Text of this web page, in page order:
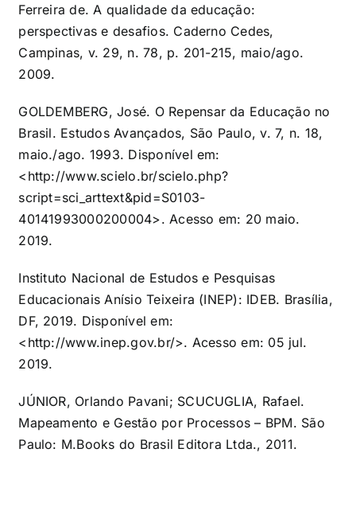
Ferreira de. A qualidade da educação:
perspectivas e desafios. Caderno Cedes,
Campinas, v. 29, n. 78, p. 201-215, maio/ago.
2009.
GOLDEMBERG, José. O Repensar da Educação no
Brasil. Estudos Avançados, São Paulo, v. 7, n. 18,
maio./ago. 1993. Disponível em:
< http://www.scielo.br/scielo.php?
script=sci_arttext&pid=S0103-
40141993000200004>. Acesso em: 20 maio.
2019.
Instituto Nacional de Estudos e Pesquisas
Educacionais Anísio Teixeira (INEP): IDEB. Brasília,
DF, 2019. Disponível em:
< http://www.inep.gov.br/>. Acesso em: 05 jul.
2019.
JÚNIOR, Orlando Pavani; SCUCUGLIA, Rafael.
Mapeamento e Gestão por Processos – BPM. São
Paulo: M.Books do Brasil Editora Ltda., 2011.